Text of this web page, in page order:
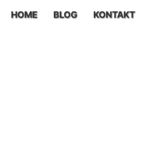
HOME BLOG KONTAKT